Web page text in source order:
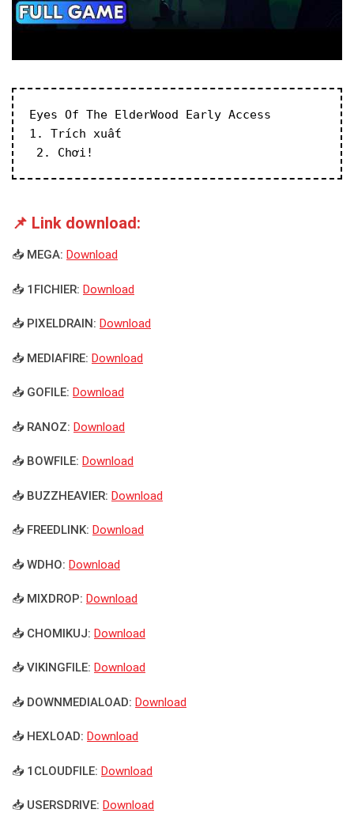
Eyes Of The ElderWood Early Access
1. Trích xuất
2. Chơi!
📌 Link download:
📥 MEGA: Download
📥 1FICHIER: Download
📥 PIXELDRAIN: Download
📥 MEDIAFIRE: Download
📥 GOFILE: Download
📥 RANOZ: Download
📥 BOWFILE: Download
📥 BUZZHEAVIER: Download
📥 FREEDLINK: Download
📥 WDHO: Download
📥 MIXDROP: Download
📥 CHOMIKUJ: Download
📥 VIKINGFILE: Download
📥 DOWNMEDIALOAD: Download
📥 HEXLOAD: Download
📥 1CLOUDFILE: Download
📥 USERSDRIVE: Download